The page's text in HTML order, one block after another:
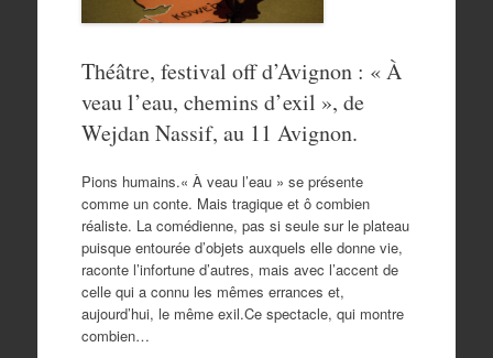
Théâtre, festival off d’Avignon : « À
veau l’eau, chemins d’exil », de
Wejdan Nassif, au 11 Avignon.
Pions humains.« À veau l’eau » se présente
comme un conte. Mais tragique et ô combien
réaliste. La comédienne, pas si seule sur le plateau
puisque entourée d’objets auxquels elle donne vie,
raconte l’infortune d’autres, mais avec l’accent de
celle qui a connu les mêmes errances et,
aujourd’hui, le même exil.Ce spectacle, qui montre
combien…